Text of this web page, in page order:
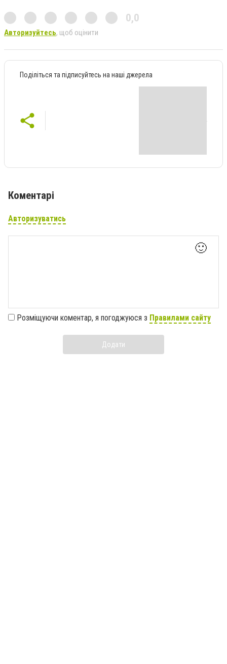
0,0
Авторизуйтесь, щоб оцінити
Поділіться та підписуйтесь на наші джерела
Коментарі
Авторизуватись
🙂
Розміщуючи коментар, я погоджуюся з Правилами сайту
Додати